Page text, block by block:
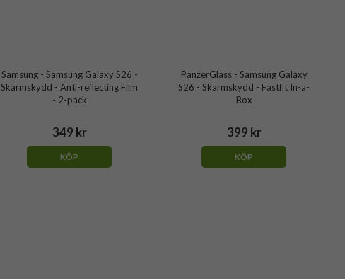
Samsung - Samsung Galaxy S26 -
Skärmskydd - Anti-reflecting Film
- 2-pack
349 kr
KÖP
PanzerGlass - Samsung Galaxy
S26 - Skärmskydd - Fastfit In-a-
Box
399 kr
KÖP